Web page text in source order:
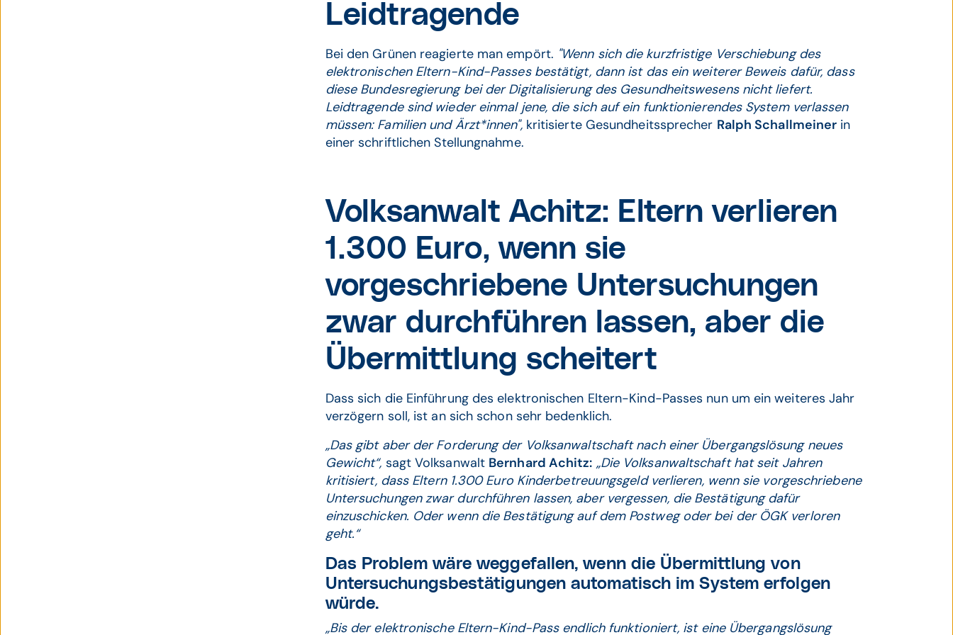
Leidtragende
Bei den Grünen reagierte man empört. "Wenn sich die kurzfristige Verschiebung des
elektronischen Eltern-Kind-Passes bestätigt, dann ist das ein weiterer Beweis dafür, dass
diese Bundesregierung bei der Digitalisierung des Gesundheitswesens nicht liefert.
Leidtragende sind wieder einmal jene, die sich auf ein funktionierendes System verlassen
müssen: Familien und Ärzt*innen",kritisierte Gesundheitssprecher Ralph Schallmeiner in
einer schriftlichen Stellungnahme.
Volksanwalt Achitz: Eltern verlieren
1.300 Euro, wenn sie
vorgeschriebene Untersuchungen
zwar durchführen lassen, aber die
Übermittlung scheitert
Dass sich die Einführung des elektronischen Eltern-Kind-Passes nun um ein weiteres Jahr
verzögern soll, ist an sich schon sehr bedenklich.
„Das gibt aber der Forderung der Volksanwaltschaft nach einer Übergangslösung neues
Gewicht“, sagt Volksanwalt Bernhard Achitz: „Die Volksanwaltschaft hat seit Jahren
kritisiert, dass Eltern 1.300 Euro Kinderbetreuungsgeld verlieren, wenn sie vorgeschriebene
Untersuchungen zwar durchführen lassen, aber vergessen, die Bestätigung dafür
einzuschicken. Oder wenn die Bestätigung auf dem Postweg oder bei der ÖGK verloren
geht.“
Das Problem wäre weggefallen, wenn die Übermittlung von
Untersuchungsbestätigungen automatisch im System erfolgen
würde.
„Bis der elektronische Eltern-Kind-Pass endlich funktioniert, ist eine Übergangslösung